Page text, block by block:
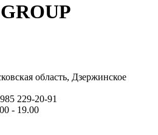
область, Дзержинское
229-20-91
- 19.00